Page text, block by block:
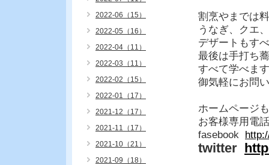
割烹やまでは
うなぎ、クエ
デザートもす
最後は手打ち
すべて学べま
御気軽にお問
ホームページ
お客様専用電
fasebook
twitter
2022-06（15）
2022-05（16）
2022-04（11）
2022-03（11）
2022-02（15）
2022-01（17）
2021-12（17）
2021-11（17）
2021-10（21）
2021-09（18）